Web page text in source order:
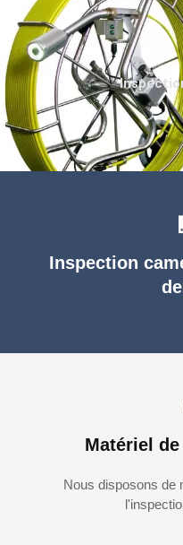
Inspection
Matériel
Nous disposons de